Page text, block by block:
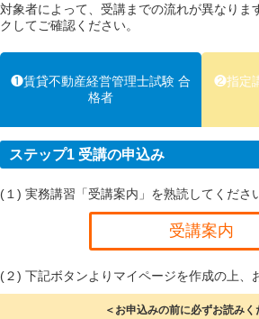
対象者によって、受講までの流れが異なりま
クしてご確認ください。
❶賃貸不動産経営管理士試験 合
格者
❷指定
ステップ1 受講の申込み
(１) 実務講習「受講案内」を熟読してくださ
受講案内
(２) 下記ボタンよりマイページを作成の上、
＜お申込みの前に必ずお読みく